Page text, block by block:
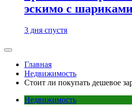
эскимо с
3 дня спустя
Главная
Недвижимость
Стоит ли покупать дешевое
Недвижимость